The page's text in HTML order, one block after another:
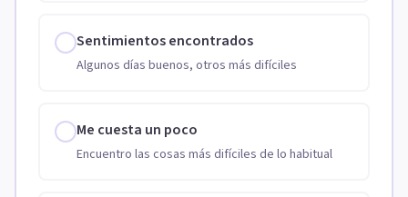
Sentimientos encontrados
Algunos días buenos, otros más difíciles
Me cuesta un poco
Encuentro las cosas más difíciles de lo habitual